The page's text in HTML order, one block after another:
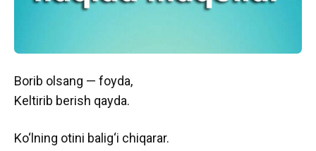
Borib olsang — foyda,
Keltirib berish qayda.
Ko‘lning otini balig‘i chiqarar.